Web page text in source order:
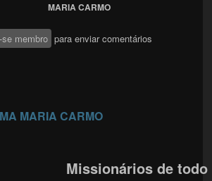
MARIA CARMO
se membro para enviar comentários
MARIA CARMO
de todo